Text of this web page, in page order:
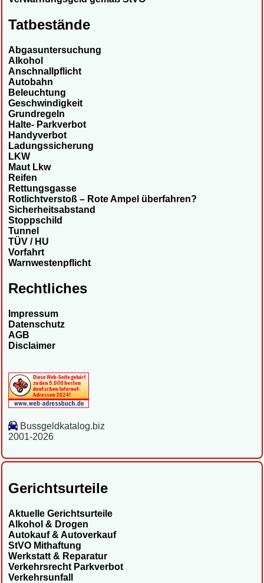
Tatbestände
Abgasuntersuchung
Alkohol
Anschnallpflicht
Autobahn
Beleuchtung
Geschwindigkeit
Grundregeln
Halte- Parkverbot
Handyverbot
Ladungssicherung
LKW
Maut Lkw
Reifen
Rettungsgasse
Rotlichtverstoß – Rote Ampel überfahren?
Sicherheitsabstand
Stoppschild
Tunnel
TÜV / HU
Vorfahrt
Warnwestenpflicht
Rechtliches
Impressum
Datenschutz
AGB
Disclaimer
Bussgeldkatalog.biz
2001-2026
Gerichtsurteile
Aktuelle Gerichtsurteile
Alkohol & Drogen
Autokauf & Autoverkauf
StVO Mithaftung
Werkstatt & Reparatur
Verkehrsrecht Parkverbot
Verkehrsunfall